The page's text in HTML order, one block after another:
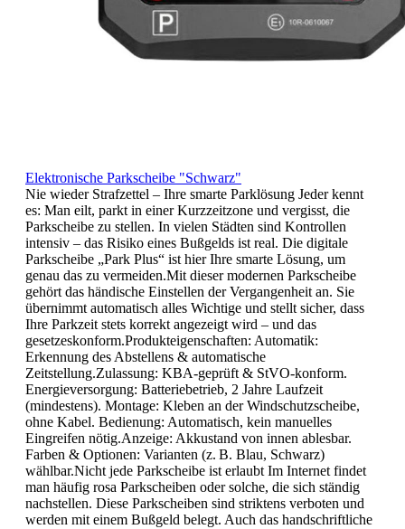
Elektronische Parkscheibe "Schwarz"
Nie wieder Strafzettel – Ihre smarte Parklösung Jeder kennt
es: Man eilt, parkt in einer Kurzzeitzone und vergisst, die
Parkscheibe zu stellen. In vielen Städten sind Kontrollen
intensiv – das Risiko eines Bußgelds ist real. Die digitale
Parkscheibe „Park Plus“ ist hier Ihre smarte Lösung, um
genau das zu vermeiden.Mit dieser modernen Parkscheibe
gehört das händische Einstellen der Vergangenheit an. Sie
übernimmt automatisch alles Wichtige und stellt sicher, dass
Ihre Parkzeit stets korrekt angezeigt wird – und das
gesetzeskonform.Produkteigenschaften: Automatik:
Erkennung des Abstellens & automatische
Zeitstellung.Zulassung: KBA-geprüft & StVO-konform.
Energieversorgung: Batteriebetrieb, 2 Jahre Laufzeit
(mindestens). Montage: Kleben an der Windschutzscheibe,
ohne Kabel. Bedienung: Automatisch, kein manuelles
Eingreifen nötig.Anzeige: Akkustand von innen ablesbar.
Farben & Optionen: Varianten (z. B. Blau, Schwarz)
wählbar.Nicht jede Parkscheibe ist erlaubt Im Internet findet
man häufig rosa Parkscheiben oder solche, die sich ständig
nachstellen. Diese Parkscheiben sind striktens verboten und
werden mit einem Bußgeld belegt. Auch das handschriftliche